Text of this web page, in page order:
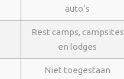
auto’s
Rest camps, campsites
en lodges
Niet toegestaan